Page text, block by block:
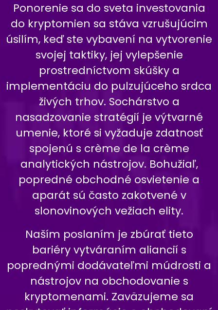
Ponorenie sa do sveta investovania
do kryptomien sa stáva vzrušujúcim
úsilím, keď ste vybavení na vytvorenie
svojej taktiky, jej vylepšenie
prostredníctvom skúšky a
implementáciu do pulzujúceho srdca
živých trhov. Sochárstvo a
nasadzovanie stratégií je výtvarné
umenie, ktoré si vyžaduje zdatnosť
spojenú s crème de la crème
analytických nástrojov. Bohužiaľ,
popredné obchodné osvietenie a
aparát sú často zakotvené v
slonovinových vežiach elity.
Naším poslaním je zbúrať tieto
bariéry vytváraním aliancií s
poprednými dodávateľmi múdrosti a
nástrojov na obchodovanie s
kryptomenami. Zaväzujeme sa